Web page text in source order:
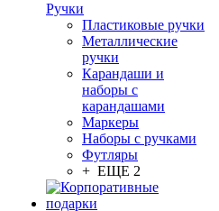
Ручки
Пластиковые ручки
Металлические
ручки
Карандаши и
наборы с
карандашами
Маркеры
Наборы с ручками
Футляры
+ ЕЩЕ 2